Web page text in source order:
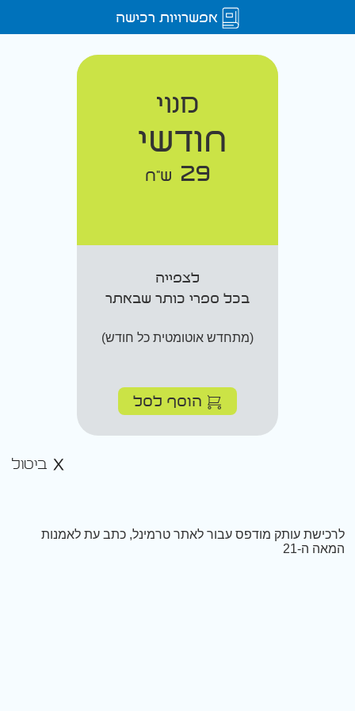
אפשרויות רכישה
מנוי
חודשי
29 ש"ח
לצפייה
בכל ספרי כותר שבאתר
(מתחדש אוטומטית כל חודש)
הוסף לסל
ביטול
לרכישת עותק מודפס עבור לאתר טרמינל, כתב עת לאמנות
המאה ה-21